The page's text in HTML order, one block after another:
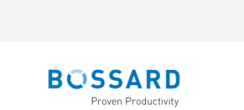
Bossard homepage